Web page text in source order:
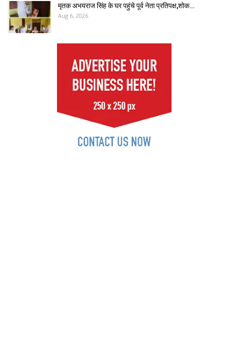
मृतक अभयराज सिंह के घर पहुंचे पूर्व नेता प्रतिपक्ष,शोक…
Aug 6, 2026